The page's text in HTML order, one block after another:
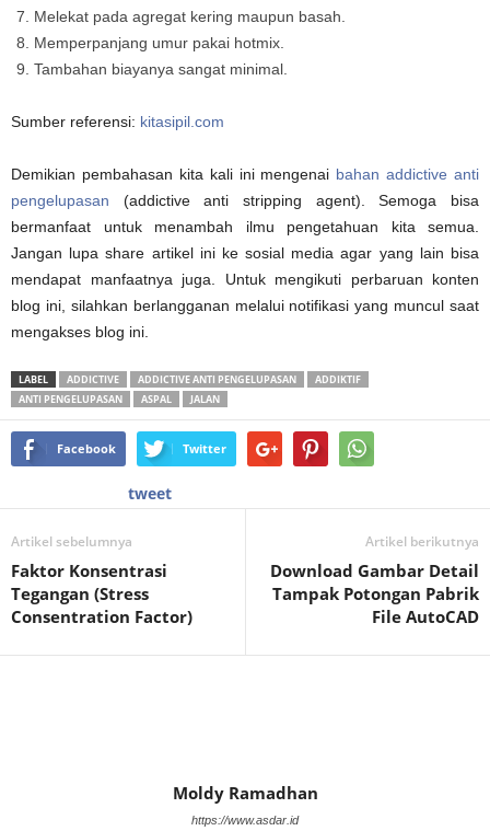
Melekat pada agregat kering maupun basah.
Memperpanjang umur pakai hotmix.
Tambahan biayanya sangat minimal.
Sumber referensi: kitasipil.com
Demikian pembahasan kita kali ini mengenai bahan addictive anti
pengelupasan (addictive anti stripping agent). Semoga bisa
bermanfaat untuk menambah ilmu pengetahuan kita semua.
Jangan lupa share artikel ini ke sosial media agar yang lain bisa
mendapat manfaatnya juga. Untuk mengikuti perbaruan konten
blog ini, silahkan berlangganan melalui notifikasi yang muncul saat
mengakses blog ini.
LABEL ADDICTIVE ADDICTIVE ANTI PENGELUPASAN
ADDIKTIF
ANTI PENGELUPASAN
ASPAL JALAN
Facebook Twitter
tweet
Artikel sebelumnya
Faktor Konsentrasi
Tegangan (Stress
Consentration Factor)
Artikel berikutnya
Download Gambar Detail
Tampak Potongan Pabrik
File AutoCAD
Moldy Ramadhan
https://www.asdar.id